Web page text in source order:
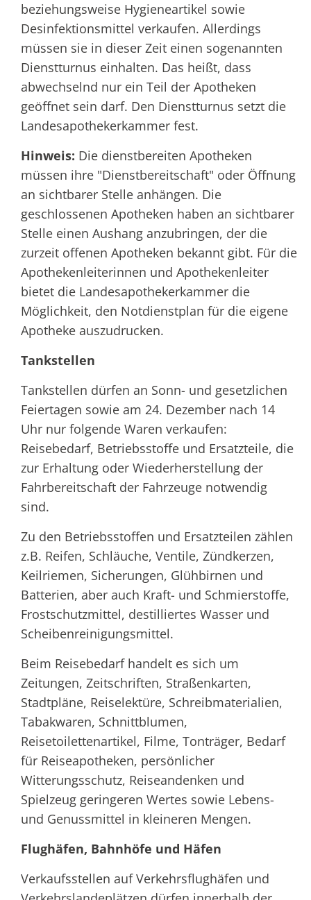
beziehungsweise Hygieneartikel sowie
Desinfektionsmittel verkaufen. Allerdings
müssen sie in dieser Zeit einen sogenannten
Dienstturnus einhalten. Das heißt, dass
abwechselnd nur ein Teil der Apotheken
geöffnet sein darf. Den Dienstturnus setzt die
Landesapothekerkammer fest.
Hinweis: Die dienstbereiten Apotheken
müssen ihre "Dienstbereitschaft" oder Öffnung
an sichtbarer Stelle anhängen. Die
geschlossenen Apotheken haben an sichtbarer
Stelle einen Aushang anzubringen, der die
zurzeit offenen Apotheken bekannt gibt. Für die
Apothekenleiterinnen und Apothekenleiter
bietet die Landesapothekerkammer die
Möglichkeit, den Notdienstplan für die eigene
Apotheke auszudrucken.
Tankstellen
Tankstellen dürfen an Sonn- und gesetzlichen
Feiertagen sowie am 24. Dezember nach 14
Uhr nur folgende Waren verkaufen:
Reisebedarf, Betriebsstoffe und Ersatzteile, die
zur Erhaltung oder Wiederherstellung der
Fahrbereitschaft der Fahrzeuge notwendig
sind.
Zu den Betriebsstoffen und Ersatzteilen zählen
z.B. Reifen, Schläuche, Ventile, Zündkerzen,
Keilriemen, Sicherungen, Glühbirnen und
Batterien, aber auch Kraft- und Schmierstoffe,
Frostschutzmittel, destilliertes Wasser und
Scheibenreinigungsmittel.
Beim Reisebedarf handelt es sich um
Zeitungen, Zeitschriften, Straßenkarten,
Stadtpläne, Reiselektüre, Schreibmaterialien,
Tabakwaren, Schnittblumen,
Reisetoilettenartikel, Filme, Tonträger, Bedarf
für Reiseapotheken, persönlicher
Witterungsschutz, Reiseandenken und
Spielzeug geringeren Wertes sowie Lebens-
und Genussmittel in kleineren Mengen.
Flughäfen, Bahnhöfe und Häfen
Verkaufsstellen auf Verkehrsflughäfen und